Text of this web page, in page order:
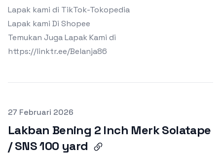
Lapak kami di TikTok-Tokopedia
Lapak kami Di Shopee
Temukan Juga Lapak Kami di
https://linktr.ee/Belanja86
Terbit pada
27 Februari 2026
Lakban Bening 2 Inch Merk Solatape
/ SNS 100 yard